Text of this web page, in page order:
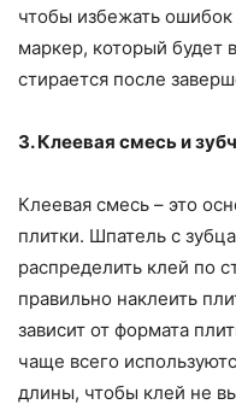
чтобы избежать
маркер, который будет
стирается после
3. Клеевая смесь и
Клеевая смесь – это
плитки. Шпатель с
распределить клей по
правильно наклеить
зависит от формата
чаще всего
длины, чтобы клей не